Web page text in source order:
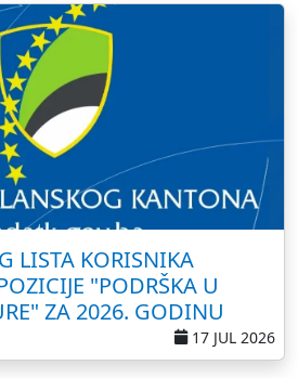
LISTA KORISNIKA
"PODRŠKA U
ZA 2026. GODINU
17 JUL 2026